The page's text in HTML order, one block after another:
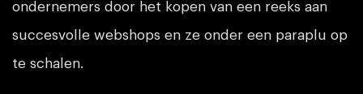
ondernemers door het kopen van een reeks aan
succesvolle webshops en ze onder een paraplu op
te schalen.